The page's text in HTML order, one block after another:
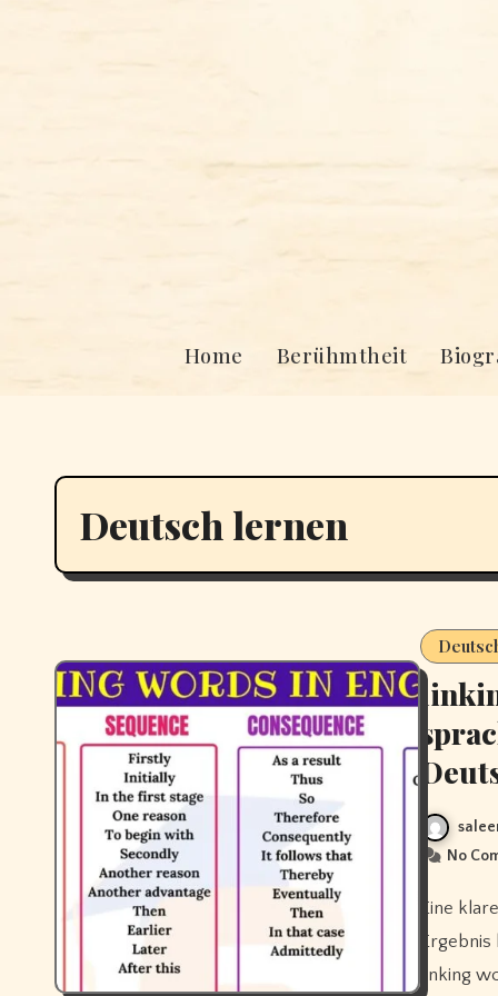
Home Berühmtheit
Deutsch lernen
No
Eine klare, überzeugende Sprache entsteht nicht zufällig. Sie ist das
linking